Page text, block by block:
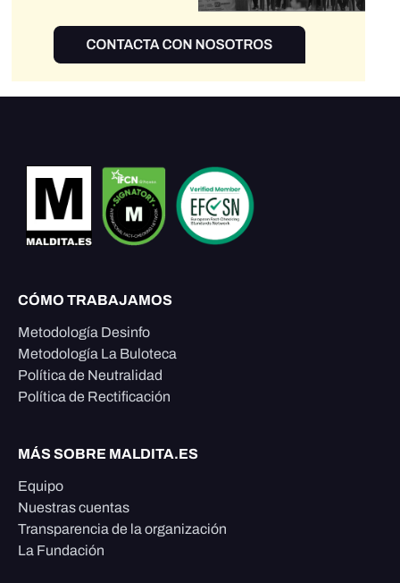
CÓMO TRABAJAMOS
Metodología Desinfo
Metodología La Buloteca
Política de Neutralidad
Política de Rectificación
MÁS SOBRE MALDITA.ES
Equipo
Nuestras cuentas
Transparencia de la organización
La Fundación